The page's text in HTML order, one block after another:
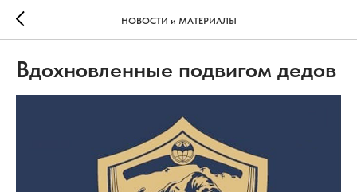
НОВОСТИ и МАТЕРИАЛЫ
Вдохновленные подвигом дедов